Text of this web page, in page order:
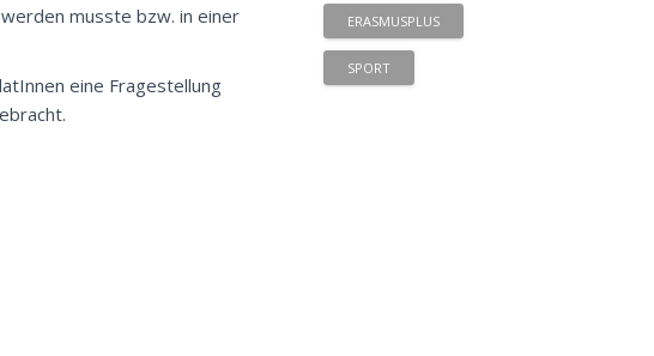
musste bzw. in einer
eine Fragestellung
ERASMUSPLUS
SPORT